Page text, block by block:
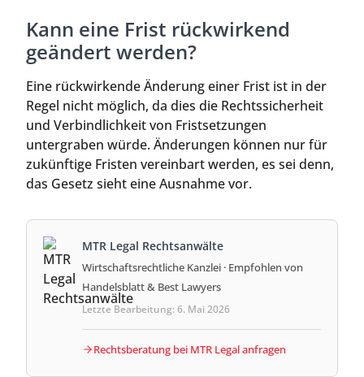
Kann eine Frist rückwirkend
geändert werden?
Eine rückwirkende Änderung einer Frist ist in der
Regel nicht möglich, da dies die Rechtssicherheit
und Verbindlichkeit von Fristsetzungen
untergraben würde. Änderungen können nur für
zukünftige Fristen vereinbart werden, es sei denn,
das Gesetz sieht eine Ausnahme vor.
MTR Legal Rechtsanwälte
Wirtschaftsrechtliche Kanzlei · Empfohlen von
Handelsblatt & Best Lawyers
Letzte Bearbeitung: 6. Mai 2026
Rechtsberatung bei MTR Legal anfragen